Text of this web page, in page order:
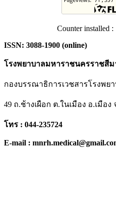
Counter installed
ISSN: 3088-1900 (online)
โรงพยาบาลมหาราชนครราชสีม
กองบรรณาธิการเวชสารโรงพ
49 ถ.ช้างเผือก ต.ในเมือง อ.เมือ
โทร : 044-235724
E-mail :